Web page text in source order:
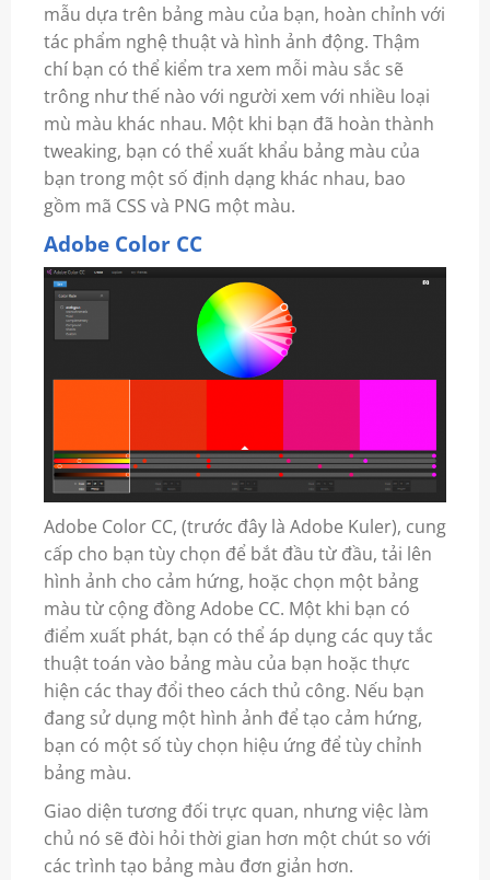
mẫu dựa trên bảng màu của bạn, hoàn chỉnh với
tác phẩm nghệ thuật và hình ảnh động. Thậm
chí bạn có thể kiểm tra xem mỗi màu sắc sẽ
trông như thế nào với người xem với nhiều loại
mù màu khác nhau. Một khi bạn đã hoàn thành
tweaking, bạn có thể xuất khẩu bảng màu của
bạn trong một số định dạng khác nhau, bao
gồm mã CSS và PNG một màu.
Adobe Color CC
Adobe Color CC, (trước đây là Adobe Kuler), cung
cấp cho bạn tùy chọn để bắt đầu từ đầu, tải lên
hình ảnh cho cảm hứng, hoặc chọn một bảng
màu từ cộng đồng Adobe CC. Một khi bạn có
điểm xuất phát, bạn có thể áp dụng các quy tắc
thuật toán vào bảng màu của bạn hoặc thực
hiện các thay đổi theo cách thủ công. Nếu bạn
đang sử dụng một hình ảnh để tạo cảm hứng,
bạn có một số tùy chọn hiệu ứng để tùy chỉnh
bảng màu.
Giao diện tương đối trực quan, nhưng việc làm
chủ nó sẽ đòi hỏi thời gian hơn một chút so với
các trình tạo bảng màu đơn giản hơn.